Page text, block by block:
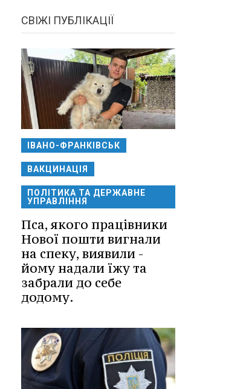
СВІЖІ ПУБЛІКАЦІЇ
ІВАНО-ФРАНКІВСЬК
ВАКЦИНАЦІЯ
ПОЛІТИКА ТА ДЕРЖАВНЕ
УПРАВЛІННЯ
Пса, якого працівники
Нової пошти вигнали
на спеку, виявили -
йому надали їжу та
забрали до себе
додому.